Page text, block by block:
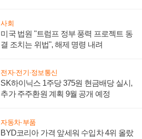
사회
미국 법원 "트럼프 정부 풍력 프로젝트 동
결 조치는 위법", 해제 명령 내려
전자·전기·정보통신
SK하이닉스 1주당 375원 현금배당 실시,
추가 주주환원 계획 9월 공개 예정
자동차·부품
BYD코리아 가격 앞세워 수입차 4위 올랐